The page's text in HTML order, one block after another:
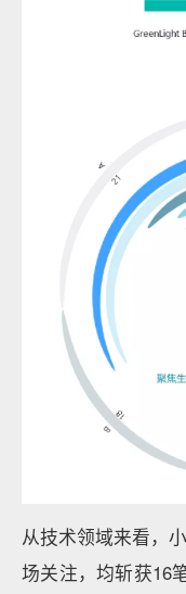
从技术领域来看，
场关注，均斩获16